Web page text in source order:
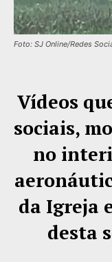
Foto: SJ Online/Redes
Vídeos
sociais,
no
da Igreja
desta